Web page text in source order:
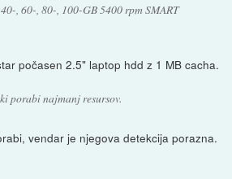
, 60-, 80-, 100-GB 5400 rpm SMART
počasen 2.5" laptop hdd z 1 MB cacha.
porabi najmanj resursov.
vendar je njegova detekcija porazna.